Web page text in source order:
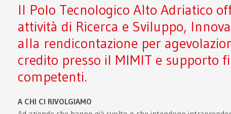
Il Polo Tecnologico Alto Adriatico
attività di Ricerca e Sviluppo,
alla rendicontazione per
credito presso il MIMIT e supporto
competenti.
A CHI CI RIVOLGIAMO